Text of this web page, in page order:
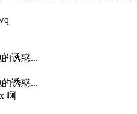
诱惑...
诱惑...
啊